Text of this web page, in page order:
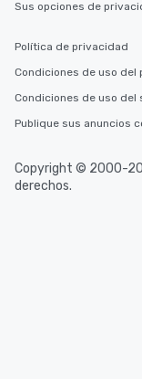
Sus opciones de
Política de privacidad
Condiciones de uso del
Condiciones de uso del
Publique sus anuncios
Copyright © 2000-
derechos.